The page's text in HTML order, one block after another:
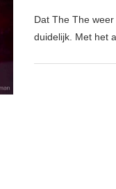
Dat The The
duidelijk. Met het